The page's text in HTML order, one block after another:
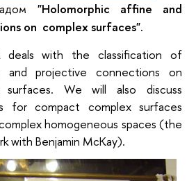
"Holomorphic affine and
on complex surfaces".
deals with the classification of
and projective connections on
surfaces. We will also discuss
for compact complex surfaces
homogeneous spaces (the
with Benjamin McKay).